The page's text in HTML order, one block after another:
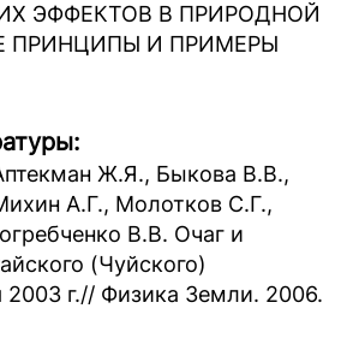
ЭФФЕКТОВ В ПРИРОДНОЙ
ПРИНЦИПЫ И ПРИМЕРЫ
Ж.Я., Быкова В.В.,
А.Г., Молотков С.Г.,
В.В. Очаг и
(Чуйского)
2003 г.// Физика Земли. 2006.